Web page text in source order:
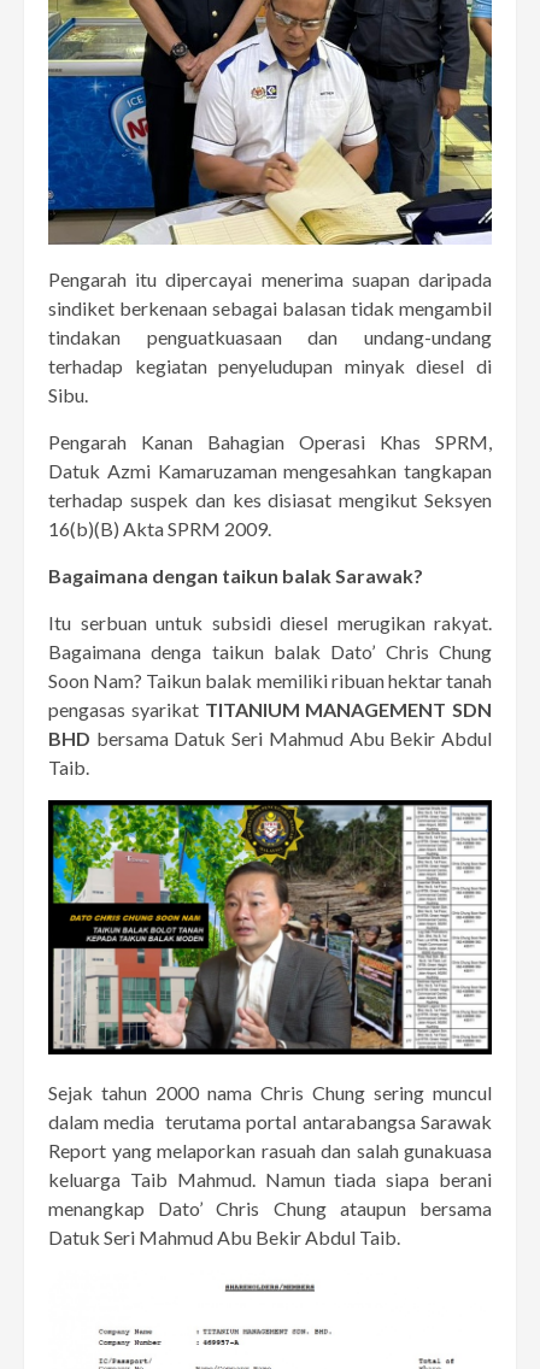
Pengarah itu dipercayai menerima suapan daripada
sindiket berkenaan sebagai balasan tidak mengambil
tindakan penguatkuasaan dan undang-undang
terhadap kegiatan penyeludupan minyak diesel di
Sibu.
Pengarah Kanan Bahagian Operasi Khas SPRM,
Datuk Azmi Kamaruzaman mengesahkan tangkapan
terhadap suspek dan kes disiasat mengikut Seksyen
16(b)(B) Akta SPRM 2009.
Bagaimana dengan taikun balak Sarawak?
Itu serbuan untuk subsidi diesel merugikan rakyat.
Bagaimana denga taikun balak Dato’ Chris Chung
Soon Nam? Taikun balak memiliki ribuan hektar tanah
pengasas syarikat TITANIUM MANAGEMENT SDN
BHD bersama Datuk Seri Mahmud Abu Bekir Abdul
Taib.
Sejak tahun 2000 nama Chris Chung sering muncul
dalam media terutama portal antarabangsa Sarawak
Report yang melaporkan rasuah dan salah gunakuasa
keluarga Taib Mahmud. Namun tiada siapa berani
menangkap Dato’ Chris Chung ataupun bersama
Datuk Seri Mahmud Abu Bekir Abdul Taib.